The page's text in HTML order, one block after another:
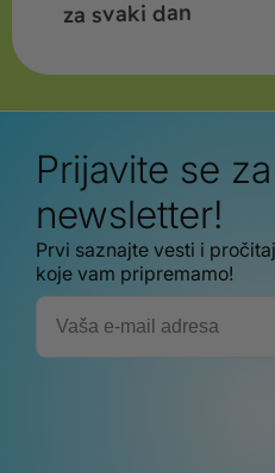
za svaki dan
Prijavite se
newsletter!
Prvi saznajte vesti i
koje vam pripremamo!
Email